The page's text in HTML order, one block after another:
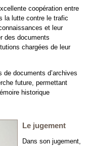
coopération entre
la lutte contre le trafic
et leur
des documents
chargées de leur
documents d’archives
future, permettant
historique
Le jugement
Dans son jugement,